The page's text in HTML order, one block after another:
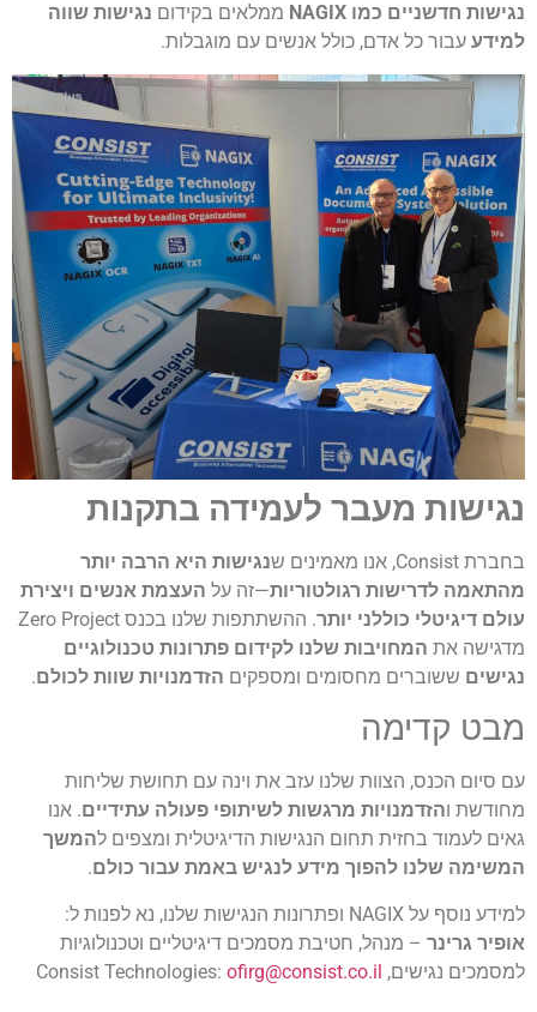
נגישות חדשניים כמו NAGIX
ממלאים בקידום נגישות שווה
למידע עבור כל אדם, כולל אנשים עם מוגבלות.
נגישות מעבר לעמידה בתקנות
בחברת Consist, אנו מאמינים ש
נגישות היא הרבה יותר
מהתאמה לדרישות רגולטוריות—זה על העצמת אנשים ויצירת
עולם דיגיטלי כוללני יותר
. ההשתתפות שלנו בכנס Zero Project
מדגישה את המחויבות שלנו לקידום פתרונות טכנולוגיים
נגישים ששוברים מחסומים ומספקים הזדמנויות שוות לכולם.
מבט קדימה
עם סיום הכנס, הצוות שלנו עזב את וינה עם תחושת שליחות
מחודשת והזדמנויות מרגשות לשיתופי פעולה עתידיים. אנו
גאים לעמוד בחזית תחום הנגישות הדיגיטלית ומצפים להמשך
המשימה שלנו להפוך מידע לנגיש באמת עבור כולם.
למידע נוסף על NAGIX ופתרונות הנגישות שלנו, נא לפנות ל:
אופיר גרינר – מנהל, חטיבת מסמכים דיגיטליים וטכנולוגיות
למסמכים נגישים, Consist Technologies: ofirg@consist.co.il